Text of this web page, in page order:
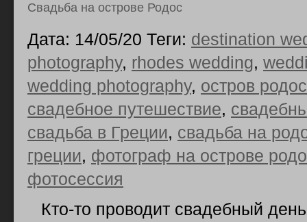
Свадьба на острове Родос
Дата: 14/05/20 Теги: destination
photography, rhodes wedding,
wedding photography, остров родос
свадебное путешествие,
свадьба в Греции, свадьба на
греции, фотограф на острове
фотосессия
Кто-то проводит свадебный